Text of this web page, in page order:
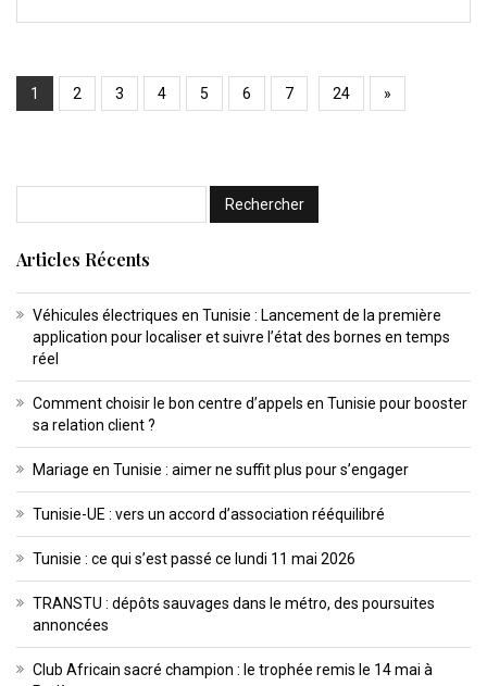
1 2 3 4 5 6 7 24 »
Articles Récents
Véhicules électriques en Tunisie : Lancement de la première
application pour localiser et suivre l’état des bornes en temps
réel
Comment choisir le bon centre d’appels en Tunisie pour booster
sa relation client ?
Mariage en Tunisie : aimer ne suffit plus pour s’engager
Tunisie-UE : vers un accord d’association rééquilibré
Tunisie : ce qui s’est passé ce lundi 11 mai 2026
TRANSTU : dépôts sauvages dans le métro, des poursuites
annoncées
Club Africain sacré champion : le trophée remis le 14 mai à